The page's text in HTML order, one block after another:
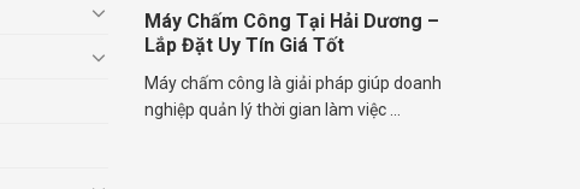
Máy Chấm Công Tại Hải Dương –
Lắp Đặt Uy Tín Giá Tốt
Máy chấm công là giải pháp giúp doanh
nghiệp quản lý thời gian làm việc ...